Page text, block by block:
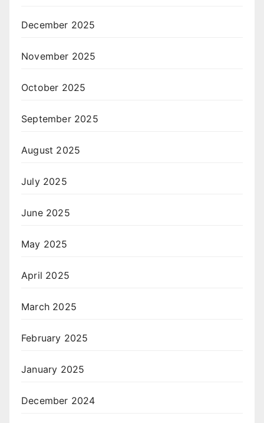
December 2025
November 2025
October 2025
September 2025
August 2025
July 2025
June 2025
May 2025
April 2025
March 2025
February 2025
January 2025
December 2024